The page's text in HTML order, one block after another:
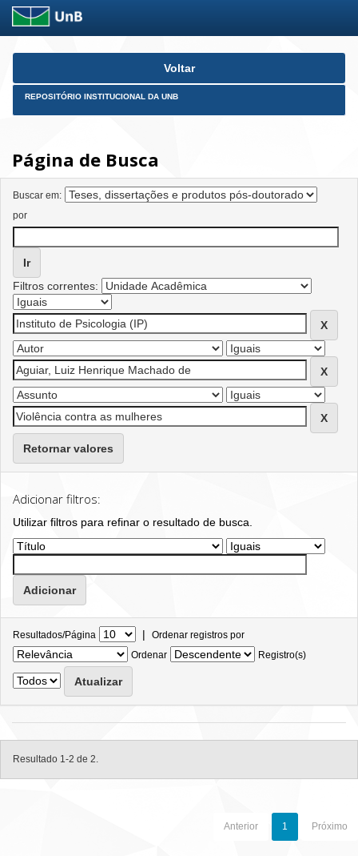
Skip
Voltar
REPOSITÓRIO INSTITUCIONAL DA UNB
Página de Busca
Buscar em:
por
Filtros correntes:
Retornar valores
Adicionar filtros:
Utilizar filtros para refinar o resultado de busca.
Resultados/Página | Ordenar registros por
Ordenar
Registro(s)
Resultado 1-2 de 2.
Anterior 1 Próximo